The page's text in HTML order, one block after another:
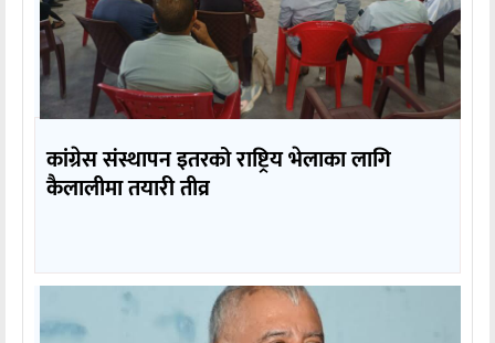
कांग्रेस संस्थापन इतरको राष्ट्रिय भेलाका लागि
कैलालीमा तयारी तीव्र